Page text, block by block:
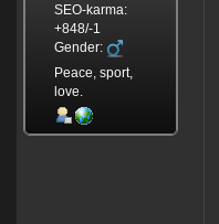
SEO-karma:
+848/-1
Gender:
Peace, sport,
love.